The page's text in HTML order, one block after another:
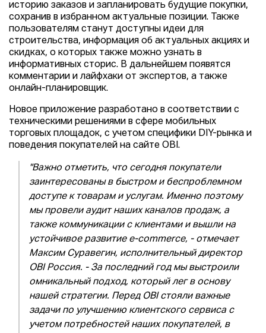
историю заказов и запланировать будущие покупки,
сохранив в избранном актуальные позиции. Также
пользователям станут доступны идеи для
строительства, информация об актуальных акциях и
скидках, о которых также можно узнать в
информативных сторис. В дальнейшем появятся
комментарии и лайфхаки от экспертов, а также
онлайн-планировщик.
Новое приложение разработано в соответствии с
техническими решениями в сфере мобильных
торговых площадок, с учетом специфики DIY-рынка и
поведения покупателей на сайте OBI.
"Важно отметить, что сегодня покупатели
заинтересованы в быстром и беспроблемном
доступе к товарам и услугам. Именно поэтому
мы провели аудит наших каналов продаж, а
также коммуникации с клиентами и вышли на
устойчивое развитие e-commerce, - отмечает
Максим Суравегин, исполнительный директор
OBI Россия. - За последний год мы выстроили
омникальный подход, который лег в основу
нашей стратегии. Перед OBI стояли важные
задачи по улучшению клиентского сервиса с
учетом потребностей наших покупателей, в